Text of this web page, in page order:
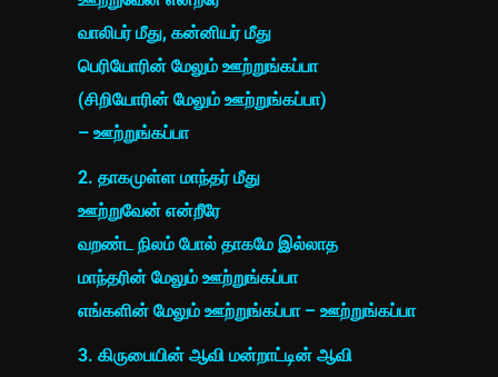
வாலிபர் மீது, கன்னியர் மீது
பெரியோரின் மேலும் ஊற்றுங்கப்பா
(சிறியோரின் மேலும் ஊற்றுங்கப்பா)
– ஊற்றுங்கப்பா
2. தாகமுள்ள மாந்தர் மீது
ஊற்றுவேன் என்றீரே
வறண்ட நிலம் போல் தாகமே இல்லாத
மாந்தரின் மேலும் ஊற்றுங்கப்பா
எங்களின் மேலும் ஊற்றுங்கப்பா – ஊற்றுங்கப்பா
3. கிருபையின் ஆவி மன்றாட்டின் ஆவி